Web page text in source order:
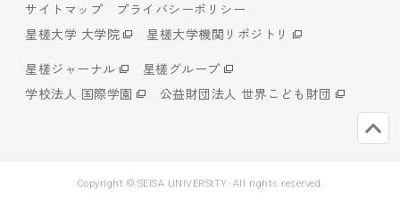
サイトマップ
プライバシーポリシー
星槎大学 大学院
星槎大学機関リポジトリ
星槎ジャーナル
星槎グループ
学校法人 国際学園
公益財団法人 世界こども財団
Copyright © SEISA UNIVERSITY. All rights reserved.